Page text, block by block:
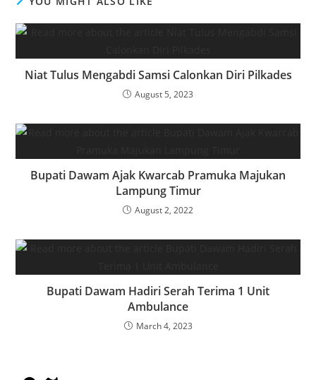
Niat Tulus Mengabdi Samsi Calonkan Diri Pilkades
August 5, 2023
Bupati Dawam Ajak Kwarcab Pramuka Majukan
Lampung Timur
August 2, 2022
Bupati Dawam Hadiri Serah Terima 1 Unit
Ambulance
March 4, 2023